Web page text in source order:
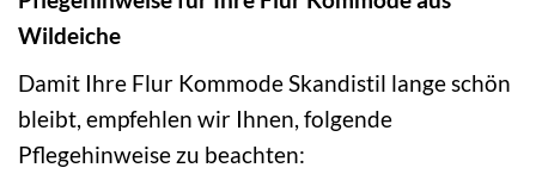
Wildeiche
Damit Ihre Flur Kommode Skandistil lange schön
bleibt, empfehlen wir Ihnen, folgende
Pflegehinweise zu beachten: